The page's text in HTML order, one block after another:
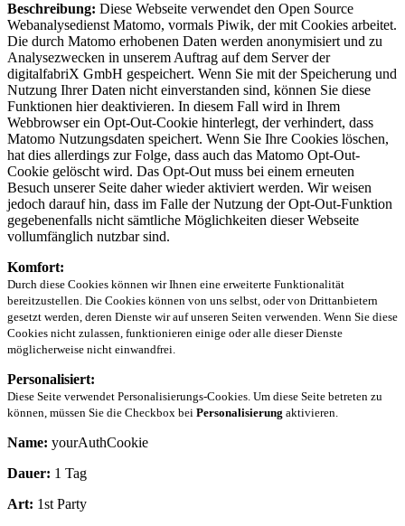
Beschreibung: Diese Webseite verwendet den Open Source
Webanalysedienst Matomo, vormals Piwik, der mit Cookies arbeitet.
Die durch Matomo erhobenen Daten werden anonymisiert und zu
Analysezwecken in unserem Auftrag auf dem Server der
digitalfabriX GmbH gespeichert. Wenn Sie mit der Speicherung und
Nutzung Ihrer Daten nicht einverstanden sind, können Sie diese
Funktionen hier deaktivieren. In diesem Fall wird in Ihrem
Webbrowser ein Opt-Out-Cookie hinterlegt, der verhindert, dass
Matomo Nutzungsdaten speichert. Wenn Sie Ihre Cookies löschen,
hat dies allerdings zur Folge, dass auch das Matomo Opt-Out-
Cookie gelöscht wird. Das Opt-Out muss bei einem erneuten
Besuch unserer Seite daher wieder aktiviert werden. Wir weisen
jedoch darauf hin, dass im Falle der Nutzung der Opt-Out-Funktion
gegebenenfalls nicht sämtliche Möglichkeiten dieser Webseite
vollumfänglich nutzbar sind.
Komfort:
Durch diese Cookies können wir Ihnen eine erweiterte Funktionalität
bereitzustellen. Die Cookies können von uns selbst, oder von Drittanbietern
gesetzt werden, deren Dienste wir auf unseren Seiten verwenden. Wenn Sie diese
Cookies nicht zulassen, funktionieren einige oder alle dieser Dienste
möglicherweise nicht einwandfrei.
Personalisiert:
Diese Seite verwendet Personalisierungs-Cookies. Um diese Seite betreten zu
können, müssen Sie die Checkbox bei Personalisierung aktivieren.
Name: yourAuthCookie
Dauer: 1 Tag
Art: 1st Party